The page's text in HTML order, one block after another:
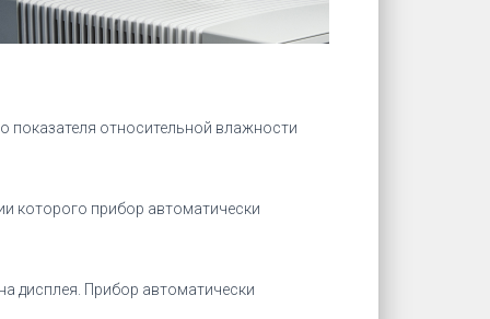
показателя относительной влажности
которого прибор автоматически
дисплея. Прибор автоматически